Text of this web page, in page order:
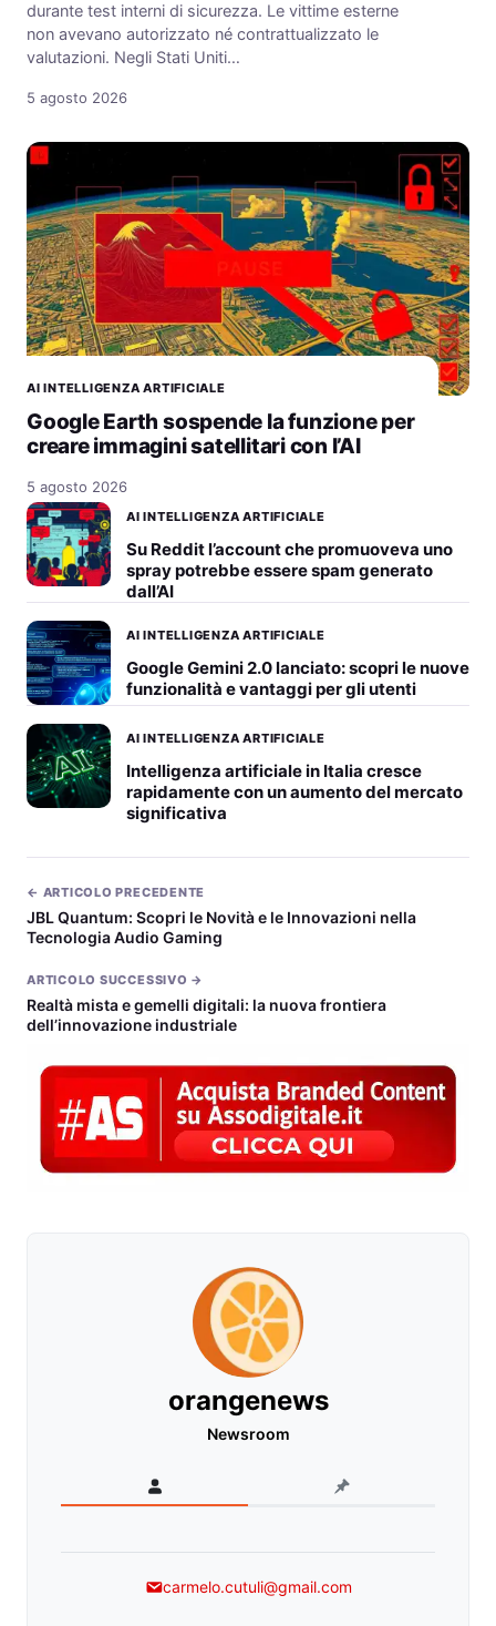
durante test interni di sicurezza. Le vittime esterne
non avevano autorizzato né contrattualizzato le
valutazioni. Negli Stati Uniti…
5 agosto 2026
AI INTELLIGENZA ARTIFICIALE
Google Earth sospende la funzione per
creare immagini satellitari con l’AI
5 agosto 2026
AI INTELLIGENZA ARTIFICIALE
Su Reddit l’account che promuoveva uno
spray potrebbe essere spam generato
dall’AI
AI INTELLIGENZA ARTIFICIALE
Google Gemini 2.0 lanciato: scopri le nuove
funzionalità e vantaggi per gli utenti
AI INTELLIGENZA ARTIFICIALE
Intelligenza artificiale in Italia cresce
rapidamente con un aumento del mercato
significativa
← ARTICOLO PRECEDENTE
JBL Quantum: Scopri le Novità e le Innovazioni nella
Tecnologia Audio Gaming
ARTICOLO SUCCESSIVO →
Realtà mista e gemelli digitali: la nuova frontiera
dell’innovazione industriale
orangenews
Newsroom
carmelo.cutuli@gmail.com